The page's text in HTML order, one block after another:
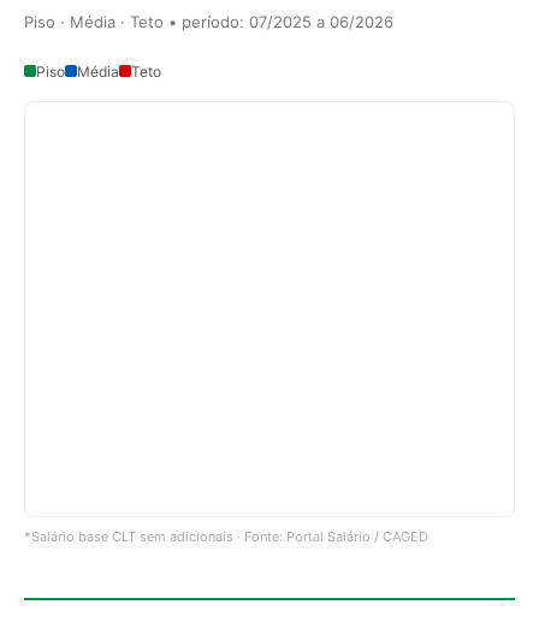
Piso · Média · Teto • período: 07/2025 a 06/2026
Piso Média Teto
*Salário base CLT sem adicionais · Fonte: Portal Salário / CAGED